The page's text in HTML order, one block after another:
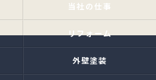
当社の仕事
リフォーム
外壁塗装